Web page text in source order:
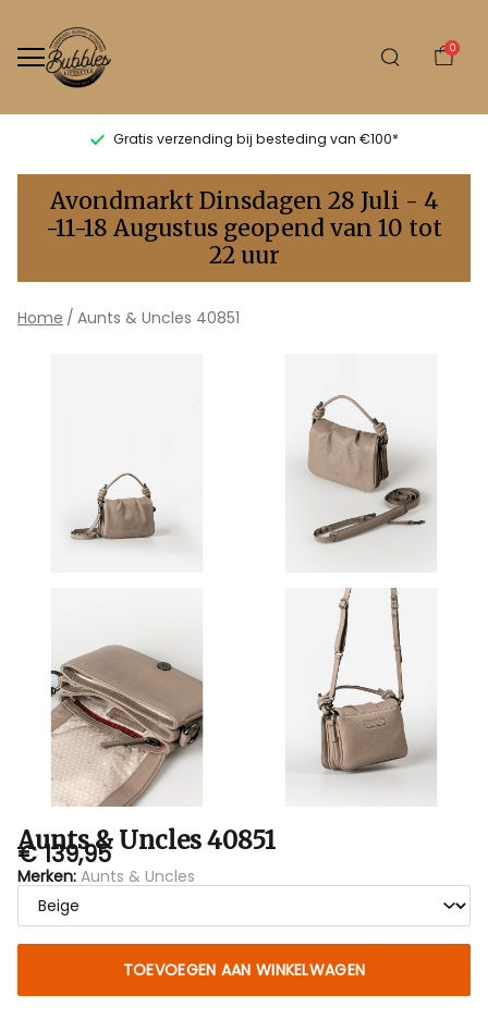
0
Gratis verzending bij besteding van €100*
Aunts
Uncles
40851
Avondmarkt Dinsdagen 28 Juli - 4
-11-18 Augustus geopend van 10 tot
22 uur
Home Aunts & Uncles 40851
Aunts & Uncles 40851
€ 139,95
Merken: Aunts & Uncles
TOEVOEGEN AAN WINKELWAGEN